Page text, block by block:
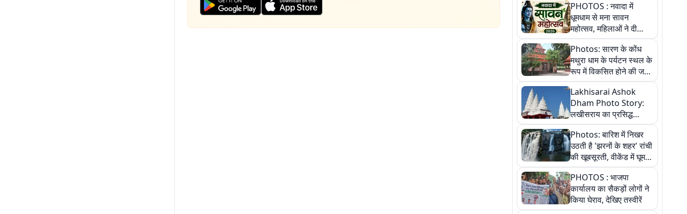
PHOTOS : नवादा में
धूमधाम से मना सावन
महोत्सव, महिलाओं ने दी
सांस्कृतिक प्रस्तुतियां
Photos: सारण के कोंध
मथुरा धाम के पर्यटन स्थल के
रूप में विकसित होने की जगी
आस, 9 तस्वीरों में देखें पूरी
कहानी
Lakhisarai Ashok
Dham Photo Story:
लखीसराय का प्रसिद्ध
अशोक धाम—आस्था,
श्रृंगार, अनुष्ठान और
अलौकिक संध्या आरती के
विहंगम दृश्य
Photos: बारिश में निखर
उठती है 'झरनों के शहर' रांची
की खूबसूरती, वीकेंड में घूम
आएं ये 5 वादियां
PHOTOS : भाजपा
कार्यालय का सैकड़ों लोगों ने
किया घेराव, देखिए तस्वीरें